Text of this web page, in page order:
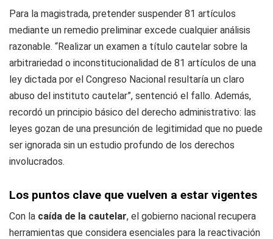
Para la magistrada, pretender suspender 81 artículos
mediante un remedio preliminar excede cualquier análisis
razonable. “Realizar un examen a título cautelar sobre la
arbitrariedad o inconstitucionalidad de 81 artículos de una
ley dictada por el Congreso Nacional resultaría un claro
abuso del instituto cautelar”, sentenció el fallo. Además,
recordó un principio básico del derecho administrativo: las
leyes gozan de una presunción de legitimidad que no puede
ser ignorada sin un estudio profundo de los derechos
involucrados.
Los puntos clave que vuelven a estar vigentes
Con la caída de la cautelar, el gobierno nacional recupera
herramientas que considera esenciales para la reactivación